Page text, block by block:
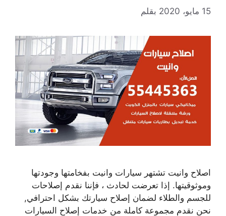
15 مايو، 2020 بقلم
اصلاح وانيت تشتهر سيارات وانيت بفخامتها وجودتها
وموثوقيتها. إذا تعرضت لحادث ، فإننا نقدم إصلاحات
للجسم والطلاء لضمان إصلاح سيارتك بشكل احترافي,
نحن نقدم مجموعة كاملة من خدمات إصلاح السيارات